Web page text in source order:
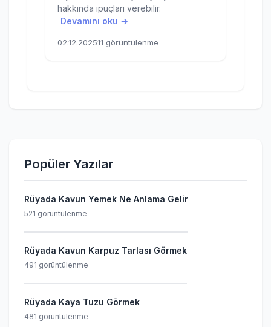
hakkında ipuçları verebilir.
Devamını oku →
02.12.202511 görüntülenme
Popüler Yazılar
Rüyada Kavun Yemek Ne Anlama Gelir
521 görüntülenme
Rüyada Kavun Karpuz Tarlası Görmek
491 görüntülenme
Rüyada Kaya Tuzu Görmek
481 görüntülenme